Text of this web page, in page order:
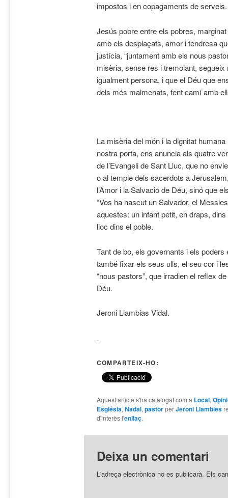
impostos i en copagaments de serveis.
Jesús pobre entre els pobres,
amb els desplaçats, amor i tendresa
justícia, “juntament amb els nous
misèria, sense res i tremolant,
igualment persona, i que el Déu que
dels més malmenats, fent camí amb
La misèria del món i la dignitat
nostra porta, ens anuncia als quatre
de l’Evangeli de Sant Lluc, que no
o al temple dels sacerdots a
l’Amor i la Salvació de Déu, sinó que
“Vos ha nascut un Salvador, el
aquestes: un infant petit, en draps,
lloc dins el poble.
Tant de bo, els governants i els
també fixar els seus ulls, el seu cor i
“nous pastors”, que irradien el reflex
Déu.
Jeroni Llambias Vidal.
COMPARTEIX-HO:
Aquest article s'ha catalogat com a Local,
Església, Nadal, pastorperJeroni Llambies
d'interès l'enllaç.
Deixa un comentari
L'adreça electrònica no es publicarà. Els